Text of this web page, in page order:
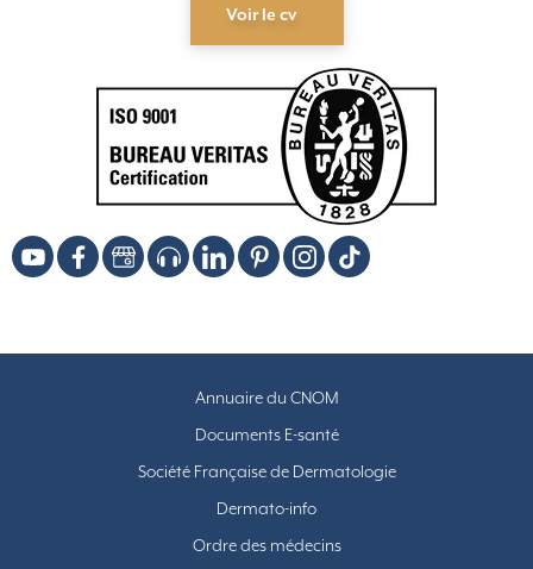
Voir le cv
Annuaire du CNOM
Documents E-santé
Société Française de Dermatologie
Dermato-info
Ordre des médecins